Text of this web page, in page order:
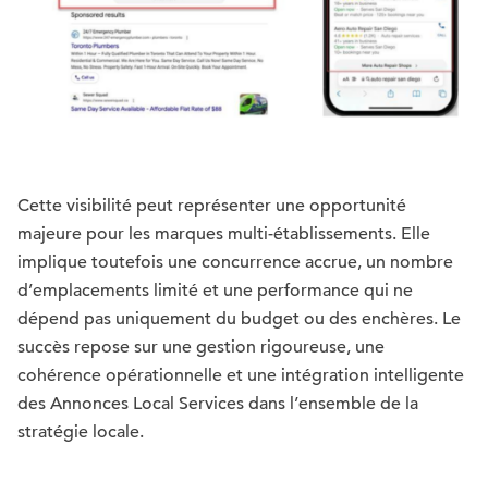
Cette visibilité peut représenter une opportunité
majeure pour les marques multi-établissements. Elle
implique toutefois une concurrence accrue, un nombre
d’emplacements limité et une performance qui ne
dépend pas uniquement du budget ou des enchères. Le
succès repose sur une gestion rigoureuse, une
cohérence opérationnelle et une intégration intelligente
des Annonces Local Services dans l’ensemble de la
stratégie locale.